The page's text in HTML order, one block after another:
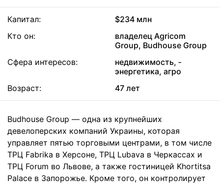
Капитал:
$234 млн
Кто он:
владелец Agricom
Group, Budhouse Group
Сфера интересов:
недвижимость, ­
энергетика, агро
Возраст:
47 лет
Budhouse Group — одна из крупнейших
девелоперских компаний Украины, которая
управляет пятью торговыми центрами, в том числе
ТРЦ Fabrika в Херсоне, ТРЦ Lubava в Черкассах и
ТРЦ Forum во Львове, а также гостиницей Khortitsa
Palace в Запорожье. Кроме того, он контролирует